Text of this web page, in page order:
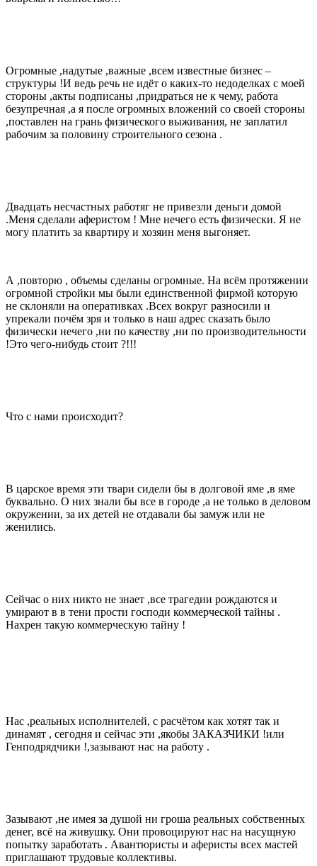
Огромные ,надутые ,важные ,всем известные бизнес –
структуры !И ведь речь не идёт о каких-то недоделках с моей
стороны ,акты подписаны ,придраться не к чему, работа
безупречная ,а я после огромных вложений со своей стороны
,поставлен на грань физического выживания, не заплатил
рабочим за половину строительного сезона .
Двадцать несчастных работяг не привезли деньги домой
.Меня сделали аферистом ! Мне нечего есть физически. Я не
могу платить за квартиру и хозяин меня выгоняет.
А ,повторю , объемы сделаны огромные. На всём протяжении
огромной стройки мы были единственной фирмой которую
не склоняли на оперативках .Всех вокруг разносили и
упрекали почём зря и только в наш адрес сказать было
физически нечего ,ни по качеству ,ни по производительности
!Это чего-нибудь стоит ?!!!
Что с нами происходит?
В царское время эти твари сидели бы в долговой яме ,в яме
буквально. О них знали бы все в городе ,а не только в деловом
окружении, за их детей не отдавали бы замуж или не
женились.
Сейчас о них никто не знает ,все трагедии рождаются и
умирают в в тени прости господи коммерческой тайны .
Нахрен такую коммерческую тайну !
Нас ,реальных исполнителей, с расчётом как хотят так и
динамят , сегодня и сейчас эти ,якобы ЗАКАЗЧИКИ !или
Генподрядчики !,зазывают нас на работу .
Зазывают ,не имея за душой ни гроша реальных собственных
денег, всё на живушку. Они провоцируют нас на насущную
попытку заработать . Авантюристы и аферисты всех мастей
приглашают трудовые коллективы.